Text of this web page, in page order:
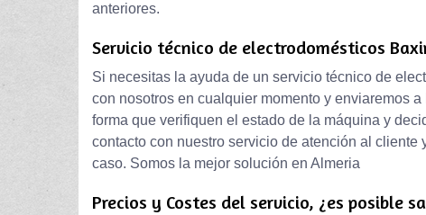
anteriores.
Servicio técnico de electrodomésticos
Si necesitas la ayuda de un servicio técnico de
con nosotros en cualquier momento y enviaremos
forma que verifiquen el estado de la máquina y
contacto con nuestro servicio de atención al
caso. Somos la mejor solución en Almeria
Precios y Costes del servicio, ¿es posible